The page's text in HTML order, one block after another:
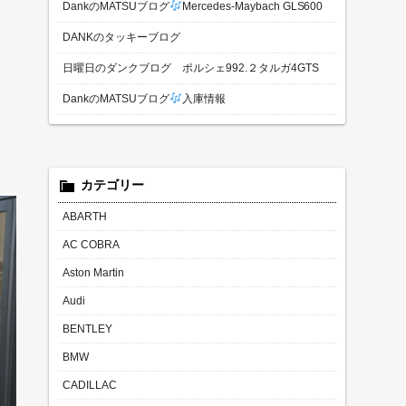
DankのMATSUブログ Mercedes-Maybach GLS600
DANKのタッキーブログ
日曜日のダンクブログ ポルシェ992.２タルガ4GTS
DankのMATSUブログ 入庫情報
カテゴリー
ABARTH
AC COBRA
Aston Martin
Audi
BENTLEY
BMW
CADILLAC